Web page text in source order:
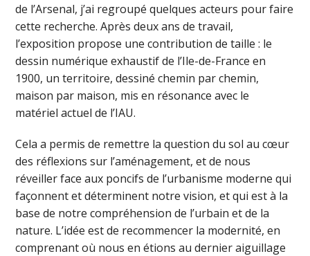
de l’Arsenal, j’ai regroupé quelques acteurs pour faire
cette recherche. Après deux ans de travail,
l’exposition propose une contribution de taille : le
dessin numérique exhaustif de l’Ile-de-France en
1900, un territoire, dessiné chemin par chemin,
maison par maison, mis en résonance avec le
matériel actuel de l’IAU.
Cela a permis de remettre la question du sol au cœur
des réflexions sur l’aménagement, et de nous
réveiller face aux poncifs de l’urbanisme moderne qui
façonnent et déterminent notre vision, et qui est à la
base de notre compréhension de l’urbain et de la
nature. L’idée est de recommencer la modernité, en
comprenant où nous en étions au dernier aiguillage